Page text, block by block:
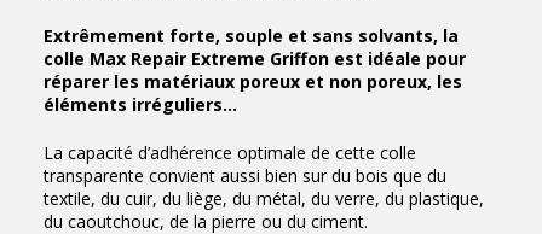
Extrêmement forte, souple et sans solvants, la
colle Max Repair Extreme Griffon est idéale pour
réparer les matériaux poreux et non poreux, les
éléments irréguliers…
La capacité d’adhérence optimale de cette colle
transparente convient aussi bien sur du bois que du
textile, du cuir, du liège, du métal, du verre, du plastique,
du caoutchouc, de la pierre ou du ciment.